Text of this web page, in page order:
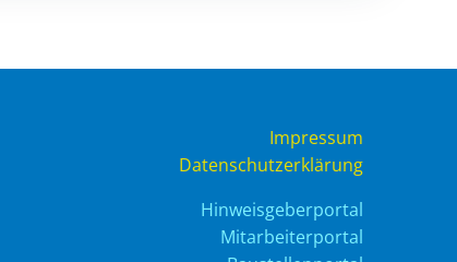
Impressum
Datenschutzerklärung
Hinweisgeberportal
Mitarbeiterportal